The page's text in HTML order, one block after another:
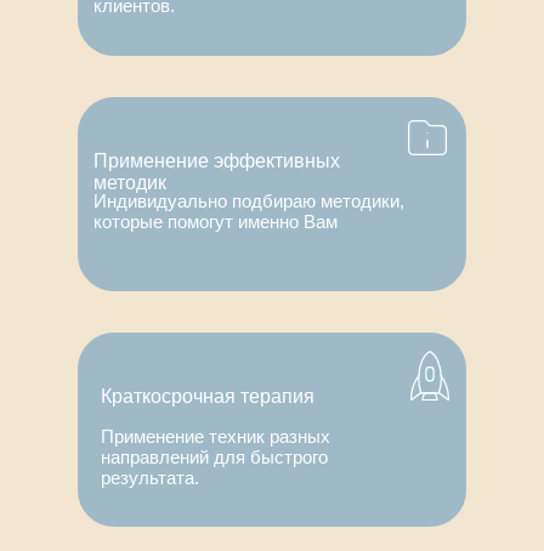
жизнь к лучшему, я буду рад
Применение эффективных
методик
Индивидуально подбираю методики,
которые помогут именно Вам
клиентов.
Применение техник разных
направлений для быстрого
результата.
Краткосрочная терапия